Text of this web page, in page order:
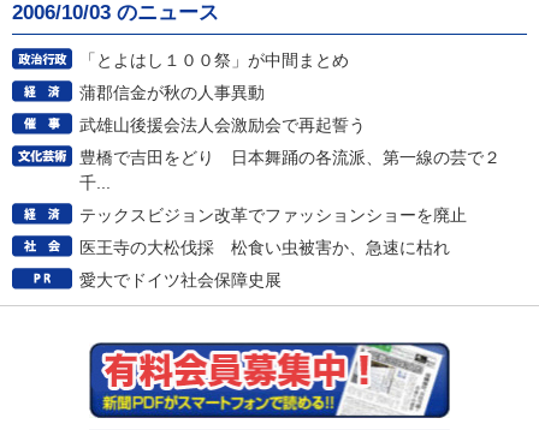
2006/10/03 のニュース
「とよはし１００祭」が中間まとめ
蒲郡信金が秋の人事異動
武雄山後援会法人会激励会で再起誓う
豊橋で吉田をどり 日本舞踊の各流派、第一線の芸で２
千...
テックスビジョン改革でファッションショーを廃止
医王寺の大松伐採 松食い虫被害か、急速に枯れ
愛大でドイツ社会保障史展